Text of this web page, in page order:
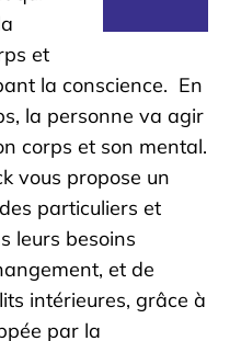
et
la conscience. En
la personne va agir
corps et son mental.
vous propose un
particuliers et
leurs besoins
et de
intérieures, grâce à
par la